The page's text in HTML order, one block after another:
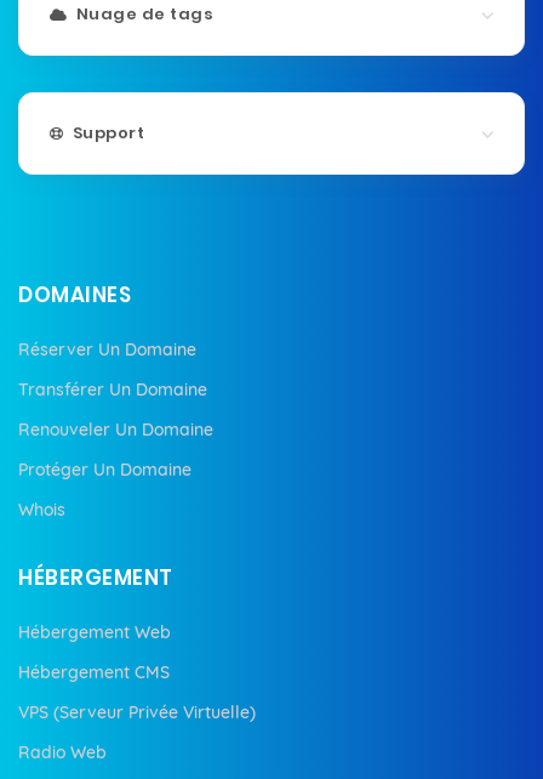
Nuage de tags
Support
DOMAINES
Réserver Un Domaine
Transférer Un Domaine
Renouveler Un Domaine
Protéger Un Domaine
Whois
HÉBERGEMENT
Hébergement Web
Hébergement CMS
VPS (Serveur Privée Virtuelle)
Radio Web